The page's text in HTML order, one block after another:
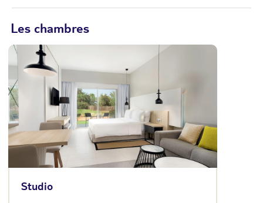
Les chambres
Studio